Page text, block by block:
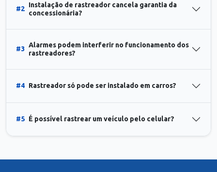
#2
Instalação de rastreador cancela garantia da
concessionária?
#3
Alarmes podem interferir no funcionamento dos
rastreadores?
#4 Rastreador só pode ser instalado em carros?
#5 É possível rastrear um veículo pelo celular?